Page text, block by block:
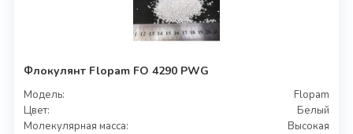
Флокулянт Flopam FO 4290 PWG
Модель:
Flopam
Цвет:
Белый
Молекулярная масса:
Высокая